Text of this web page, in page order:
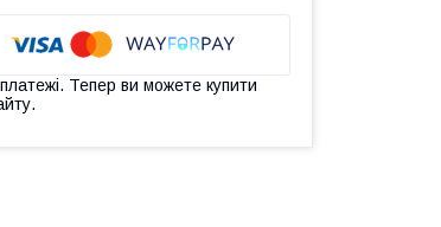
Тепер ви можете купити